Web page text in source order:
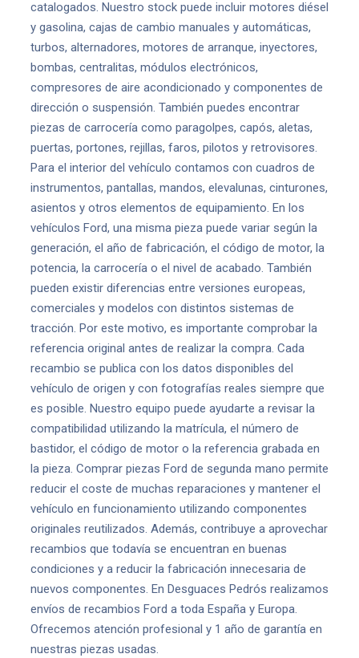
catalogados. Nuestro stock puede incluir motores diésel
y gasolina, cajas de cambio manuales y automáticas,
turbos, alternadores, motores de arranque, inyectores,
bombas, centralitas, módulos electrónicos,
compresores de aire acondicionado y componentes de
dirección o suspensión. También puedes encontrar
piezas de carrocería como paragolpes, capós, aletas,
puertas, portones, rejillas, faros, pilotos y retrovisores.
Para el interior del vehículo contamos con cuadros de
instrumentos, pantallas, mandos, elevalunas, cinturones,
asientos y otros elementos de equipamiento. En los
vehículos Ford, una misma pieza puede variar según la
generación, el año de fabricación, el código de motor, la
potencia, la carrocería o el nivel de acabado. También
pueden existir diferencias entre versiones europeas,
comerciales y modelos con distintos sistemas de
tracción. Por este motivo, es importante comprobar la
referencia original antes de realizar la compra. Cada
recambio se publica con los datos disponibles del
vehículo de origen y con fotografías reales siempre que
es posible. Nuestro equipo puede ayudarte a revisar la
compatibilidad utilizando la matrícula, el número de
bastidor, el código de motor o la referencia grabada en
la pieza. Comprar piezas Ford de segunda mano permite
reducir el coste de muchas reparaciones y mantener el
vehículo en funcionamiento utilizando componentes
originales reutilizados. Además, contribuye a aprovechar
recambios que todavía se encuentran en buenas
condiciones y a reducir la fabricación innecesaria de
nuevos componentes. En Desguaces Pedrós realizamos
envíos de recambios Ford a toda España y Europa.
Ofrecemos atención profesional y 1 año de garantía en
nuestras piezas usadas.